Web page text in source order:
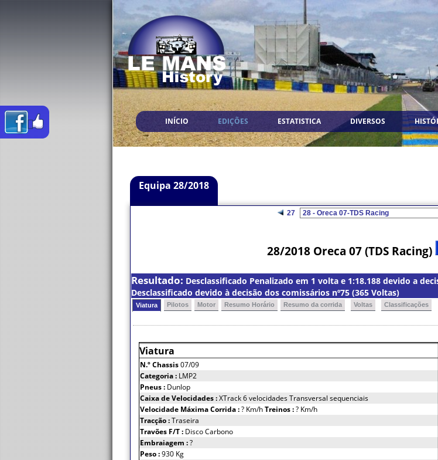
INÍCIO EDIÇÕES ESTATISTICA DIVERSOS
Equipa 28/2018
27
28/2018 Oreca 07 (TDS Racing)
Resultado: Desclassificado Penalizado em 1 volta e 1:18.188 devido a
Desclassificado devido à decisão dos comissários nº75 (365 Voltas)
Viatura Pilotos Motor Resumo Horário Resumo da corrida Voltas Classificações
Viatura
N.º Chassis07/09
Categoria : LMP2
Pneus : Dunlop
Caixa de Velocidades :XTrack 6 velocidades Transversal sequenciais
Velocidade Máxima Corrida :? Km/hTreinos :? Km/h
Tracção :Traseira
Travões F/T : Disco Carbono
Embraiagem :?
Peso :930 Kg